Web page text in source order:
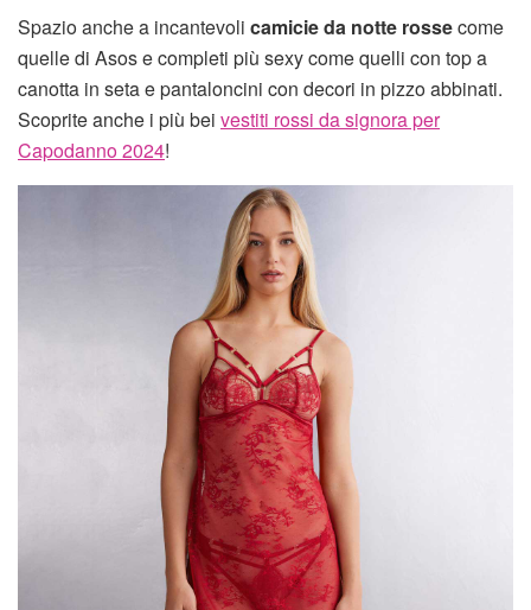
Spazio anche a incantevoli camicie da notte rossecome
quelle di Asos e completi più sexy come quelli con top a
canotta in seta e pantaloncini con decori in pizzo abbinati.
Scoprite anche i più bei vestiti rossi da signora per
Capodanno 2024!